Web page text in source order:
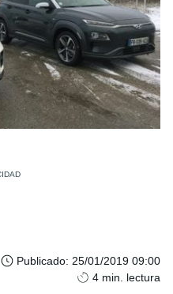
Publicado: 25/01/2019 09:00
4 min. lectura